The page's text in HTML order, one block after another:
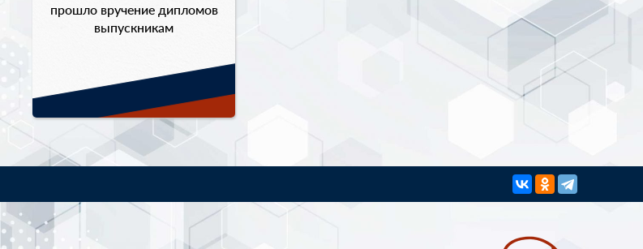
прошло вручение дипломов
выпускникам